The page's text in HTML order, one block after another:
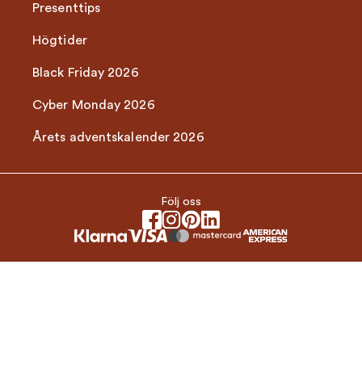
Presenttips
Högtider
Black Friday 2026
Cyber Monday 2026
Årets adventskalender 2026
Följ oss